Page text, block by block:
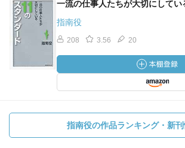
一流の仕事人たちが大切にして
指南役
208 3.56 20
指南役の作品ランキング・新